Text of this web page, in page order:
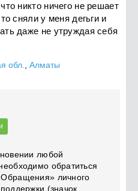
никто ничего не решает
сняли у меня дегьги и
даже не утруждая себя
обл. Алматы
любой
обратиться
личного
(значок